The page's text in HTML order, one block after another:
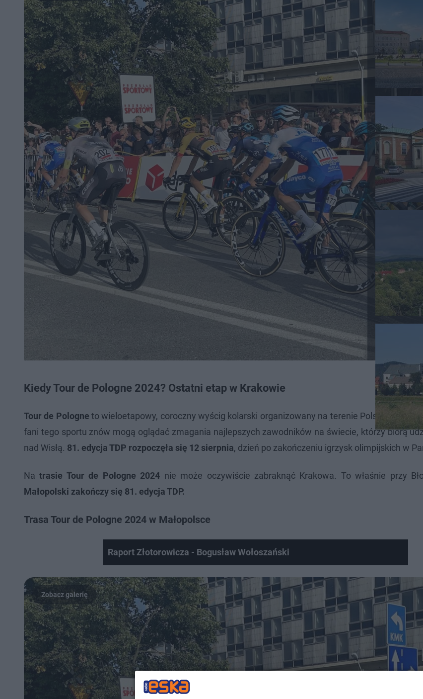
Kiedy Tour de Pologne 2024? Ostatni etap w Krakowie
Tour de Pologne to wieloetapowy, coroczny wyścig kolarski organizowany na terenie Polski od 1928
fani tego sportu znów mogą oglądać zmagania najlepszych zawodników na świecie, którzy biorą
nad Wisłą. 81. edycja TDP rozpoczęła się 12 sierpnia, dzień po zakończeniu igrzysk olimpijskich w
Natrasie Tour de Pologne 2024 nie może oczywiście zabraknąć Krakowa. To właśnie przy
Małopolski zakończy się 81. edycja TDP.
Trasa Tour de Pologne 2024 w Małopolsce
Raport Złotorowicza - Bogusław Wołoszański